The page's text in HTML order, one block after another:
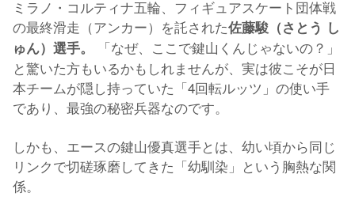
ミラノ・コルティナ五輪、フィギュアスケート団体戦
の最終滑走（アンカー）を託された佐藤駿（さとう し
ゅん）選手。
「なぜ、ここで鍵山くんじゃないの？」
と驚いた方もいるかもしれませんが、実は彼こそが日
本チームが隠し持っていた「4回転ルッツ」の使い手
であり、最強の秘密兵器なのです。
しかも、エースの鍵山優真選手とは、幼い頃から同じ
リンクで切磋琢磨してきた「幼馴染」という胸熱な関
係。